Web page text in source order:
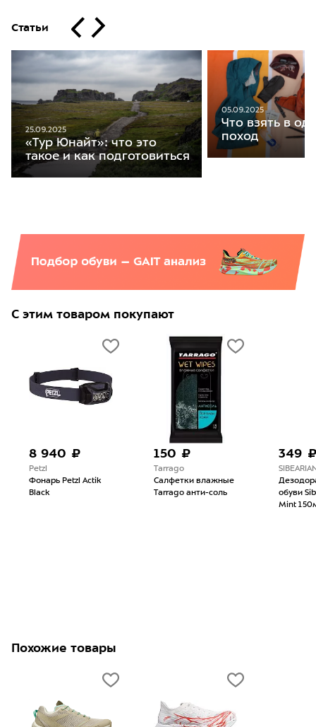
Статьи
25.09.2025
«Тур Юнайт»: что это
такое и как подготовиться
05.09.2025
Что взять в
поход
С этим товаром покупают
8 940 ₽
Petzl
Фонарь Petzl Actik
Black
150 ₽
Tarrago
Салфетки влажные
Tarrago анти-соль
349
обуви
Mint
Похожие товары